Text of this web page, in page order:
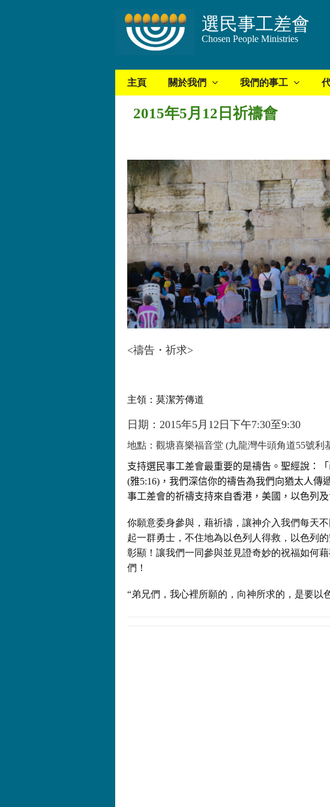
選民事工差會
Chosen People Ministries
主頁 關於我們 我們的事工
2015年5月12日祈禱會
<禱告・祈求>
主領：莫潔芳傳道
日期：2015年5月12日下午7:30至9:30
地點：觀塘喜樂福音堂 (九龍灣牛頭角道55號利
支持選民事工差會最重要的是禱告。聖經說：
(雅5:16)，我們深信你的禱告為我們向猶太人傳
事工差會的祈禱支持來自香港，美國，以色列及
你願意委身參與，藉祈禱，讓神介入我們每天
起一群勇士，不住地為以色列人得救，以色列
彰顯！讓我們一同參與並見證奇妙的祝福如何
們！
“弟兄們，我心裡所願的，向神所求的，是要以